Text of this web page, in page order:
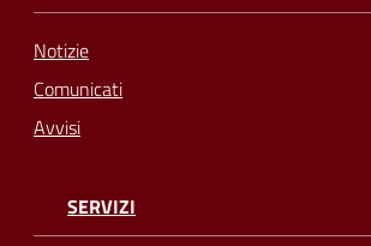
Notizie
Comunicati
Avvisi
SERVIZI